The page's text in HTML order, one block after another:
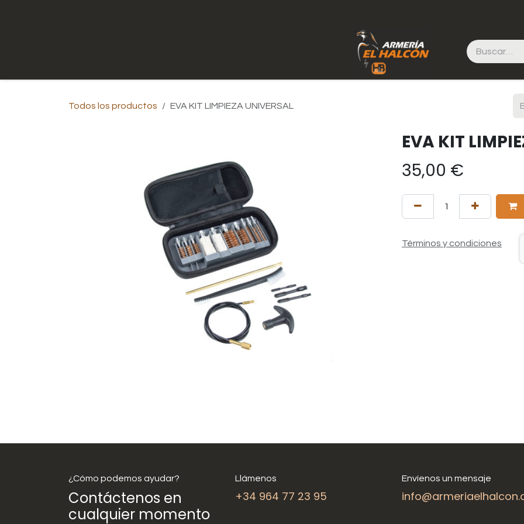
Todos los productos EVA KIT LIMPIEZA UNIVERSAL
EVA KIT
35,00 €
Términos y condiciones
¿Cómo podemos ayudar?
Contáctenos en
cualquier momento
Llámenos
+34 964 77 23 95
Envíenos un mensaje